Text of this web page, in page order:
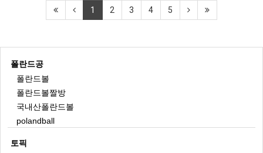
1 2 3 4 5
폴란드공
폴란드볼
폴란드볼짤방
국내산폴란드볼
polandball
토픽